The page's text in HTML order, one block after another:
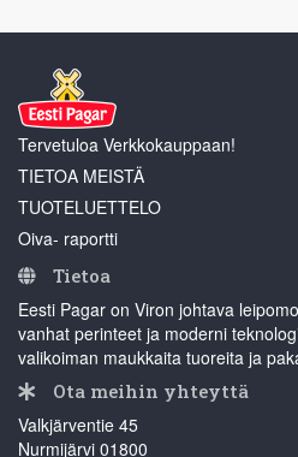
Tervetuloa Verkkokauppaan!
TIETOA MEISTÄ
TUOTELUETTELO
Oiva- raportti
Tietoa
Eesti Pagar on Viron johtava
vanhat perinteet ja moderni
valikoiman maukkaita tuoreita ja
Ota meihin yhteyttä
Valkjärventie 45
Nurmijärvi 01800